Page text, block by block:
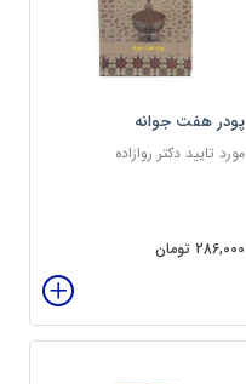
پودر هفت جوانه
مورد تایید دکتر روازاده
286,000 تومان